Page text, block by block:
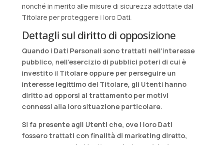
nonché in merito alle misure di sicurezza adottate dal
Titolare per proteggere i loro Dati.
Dettagli sul diritto di opposizione
Quando i Dati Personali sono trattati nell’interesse
pubblico, nell’esercizio di pubblici poteri di cui è
investito il Titolare oppure per perseguire un
interesse legittimo del Titolare, gli Utenti hanno
diritto ad opporsi al trattamento per motivi
connessi alla loro situazione particolare.
Si fa presente agli Utenti che, ove i loro Dati
fossero trattati con finalità di marketing diretto,